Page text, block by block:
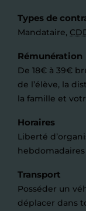
Types de
Mandataire,
Rémunération
De 18€ à 39€
de l’élève, la
la famille et
Horaires
Liberté
Transport
Posséder un
déplacer dans